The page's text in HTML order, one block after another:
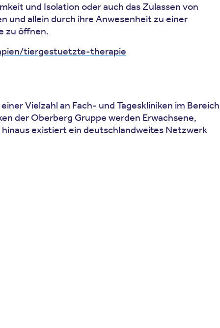
und Isolation oder auch das Zulassen von
und allein durch ihre Anwesenheit zu einer
zu öffnen.
tiergestuetzte-therapie
Vielzahl an Fach- und Tageskliniken im Bereich
der Oberberg Gruppe werden Erwachsene,
existiert ein deutschlandweites Netzwerk